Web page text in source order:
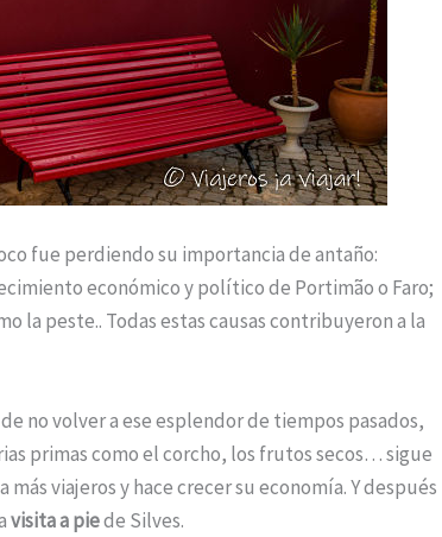
fue perdiendo su importancia de antaño:
económico y político de Portimão o Faro;
la peste.. Todas estas causas contribuyeron a la
no volver a ese esplendor de tiempos pasados,
primas como el corcho, los frutos secos… sigue
más viajeros y hace crecer su economía. Y después
visita a piede Silves.